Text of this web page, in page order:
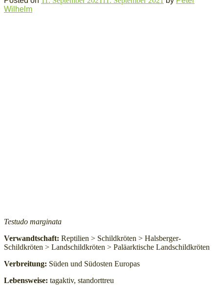
Wilhelm
Testudo marginata
Verwandtschaft: Reptilien > Schildkröten > Halsberger-
Schildkröten > Landschildkröten > Paläarktische Landschildkröten
Verbreitung: Süden und Südosten Europas
Lebensweise: tagaktiv, standorttreu